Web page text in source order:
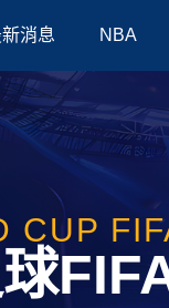
消息 NBA
CUP